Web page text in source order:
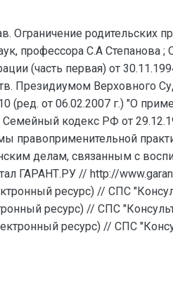
Ограничение родительских
профессора С.А Степанова
(часть первая) от
Президиумом Верховного
от 06.02.2007 г.) "О
кодекс РФ от
правоприменительной
делам, связанным с
ГАРАНТ.РУ // http://
ресурс) // СПС
ресурс) // СПС
ресурс) // СПС